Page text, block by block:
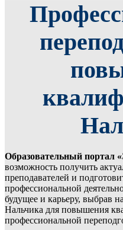
Образовательный портал
возможность получить
преподавателей и
профессиональной
будущее и карьеру, выбрав
Нальчика для повышения
профессиональной